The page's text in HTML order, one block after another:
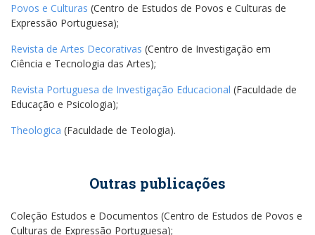
Povos e Culturas (Centro de Estudos de Povos e Culturas de
Expressão Portuguesa);
Revista de Artes Decorativas (Centro de Investigação em
Ciência e Tecnologia das Artes);
Revista Portuguesa de Investigação Educacional (Faculdade de
Educação e Psicologia);
Theologica (Faculdade de Teologia).
Outras publicações
Coleção Estudos e Documentos (Centro de Estudos de Povos e
Culturas de Expressão Portuguesa);